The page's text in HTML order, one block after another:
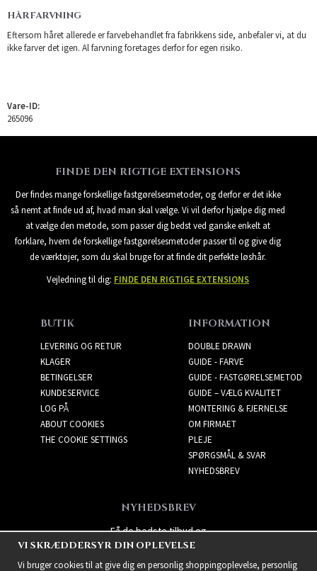
HÅRFARVNING
Eftersom håret allerede er farvebehandlet fra fabrikkens side, anbefaler vi, at du
ikke farver det igen. Al farvning foretages derfor for egen risiko.
Vare-ID:
265096
FINDE DEN RIGTIGE EXTENSIONS
Der findes mange forskellige fastgørelsesmetoder, og derfor er det ikke
så nemt at finde ud af, hvad man skal vælge. Vi vil derfor hjælpe dig med
at vælge den metode, som passer dig bedst ved ganske enkelt at
forklare, hvem de forskellige fastgørelsesmetoder passer til og give dig
de værktøjer, som du skal bruge for at finde dit perfekte løshår.
Vejledning til dig: FINDE DEN RIGTIGE EXTENSIONS
BUTIK
LEVERING OG RETUR
KLAGER
BETINGELSER
KUNDESERVICE
LOG PÅ
ABOUT COOKIES
THE COOKIE SETTINGS
INFORMATION
DOUBLE DRAWN
GUIDE - FARVE
GUIDE - FASTGØRELSEMETOD
GUIDE – VÆLG KVALITET
MONTERING & FJERNELSE
OM FIRMAET
PLEJE
SPØRGSMÅL & SVAR
NYHEDSBREV
NYHEDSBREV
Få de bedste tilbud og
spændende nye produkter!
VI SKRÆDDERSYR DIN OPLEVELSE
Vi bruger cookies til at give dig en personlig shoppingoplevelse, personlig